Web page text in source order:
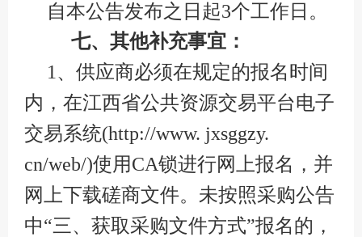
自本公告发布之日起3个工作日。
七、其他补充事宜：
1、供应商必须在规定的报名时间
内，在江西省公共资源交易平台电子
交易系统(http://www. jxsggzy.
cn/web/)使用CA锁进行网上报名，并
网上下载磋商文件。未按照采购公告
中“三、获取采购文件方式”报名的，